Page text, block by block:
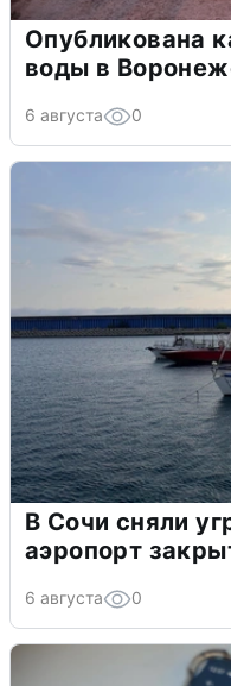
Опубликована
воды в
6 августа 0
В Сочи сняли
аэропорт
6 августа 0